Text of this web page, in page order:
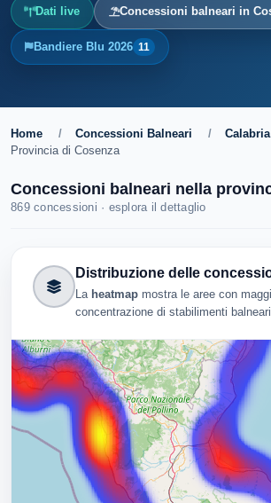
Dati live Concessioni balneari in
Bandiere Blu 2026 11
Home / Concessioni Balneari / Calabria
Provincia di Cosenza
Concessioni balneari nella
869 concessioni · esplora il dettaglio
Distribuzione delle
La heatmap mostra le aree con
concentrazione di stabilimenti